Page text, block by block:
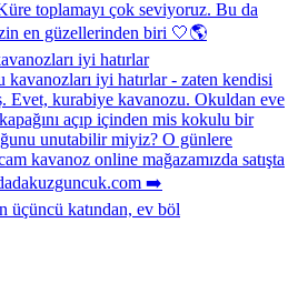
iyi hatırlar
üçüncü katından, ev böl